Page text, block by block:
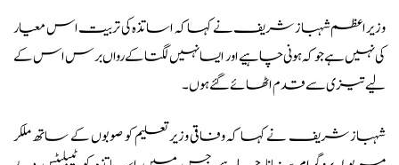
وزیراعظم شہباز شریف نے کہا کہ اساتذہ کی تربیت اس معیار
کی نہیں ہے جو کہ ہونی چاہیے اور ایسا نہیں لگتا کے رواں برس اس کے
لیے تیزی سے قدم اٹھائے گئے ہوں۔
شہباز شریف نے کہا کہ وفاقی وزیر تعلیم کو صوبوں کے ساتھ ملکر